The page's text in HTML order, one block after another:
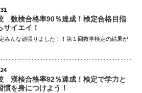
数検合格率90％達成！検定合格目指
サイエイ！
みんな頑張りました！！第１回数学検定の結果が
漢検合格率92％達成！検定で学力と
慣を身につけよう！